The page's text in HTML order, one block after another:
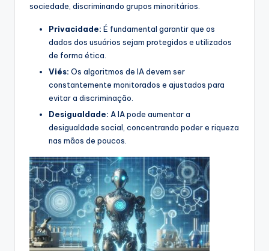
sociedade, discriminando grupos minoritários.
Privacidade: É fundamental garantir que os
dados dos usuários sejam protegidos e utilizados
de forma ética.
Viés: Os algoritmos de IA devem ser
constantemente monitorados e ajustados para
evitar a discriminação.
Desigualdade: A IA pode aumentar a
desigualdade social, concentrando poder e riqueza
nas mãos de poucos.